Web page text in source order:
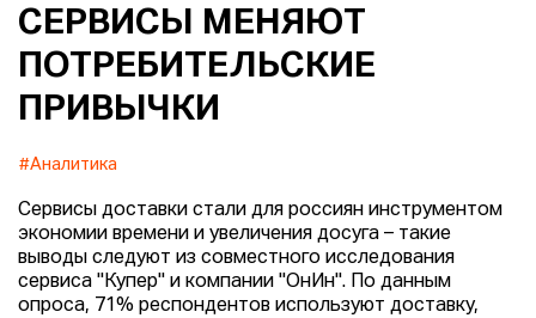
СЕРВИСЫ МЕНЯЮТ
ПОТРЕБИТЕЛЬСКИЕ
ПРИВЫЧКИ
#Аналитика
Сервисы доставки стали для россиян инструментом
экономии времени и увеличения досуга – такие
выводы следуют из совместного исследования
сервиса "Купер" и компании "ОнИн". По данным
опроса, 71% респондентов используют доставку,